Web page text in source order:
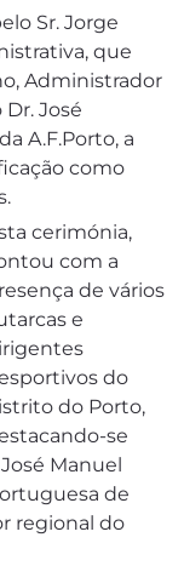
Sr. Jorge
que
Administrador
José
A.F.Porto, a
como
cerimónia,
com a
de vários
e
do
do Porto,
se
Manuel
de
regional do